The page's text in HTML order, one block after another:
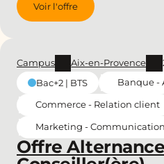
Voir l'offre
Offre Alternance
Campus Aix-en-Provence
Bac+2 | BTS
Banque -
Commerce - Relation client
Marketing - Communication